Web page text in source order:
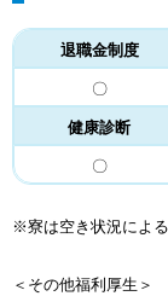
退職金制度
〇
健康診断
〇
※寮は空き状況による
＜その他福利厚生＞